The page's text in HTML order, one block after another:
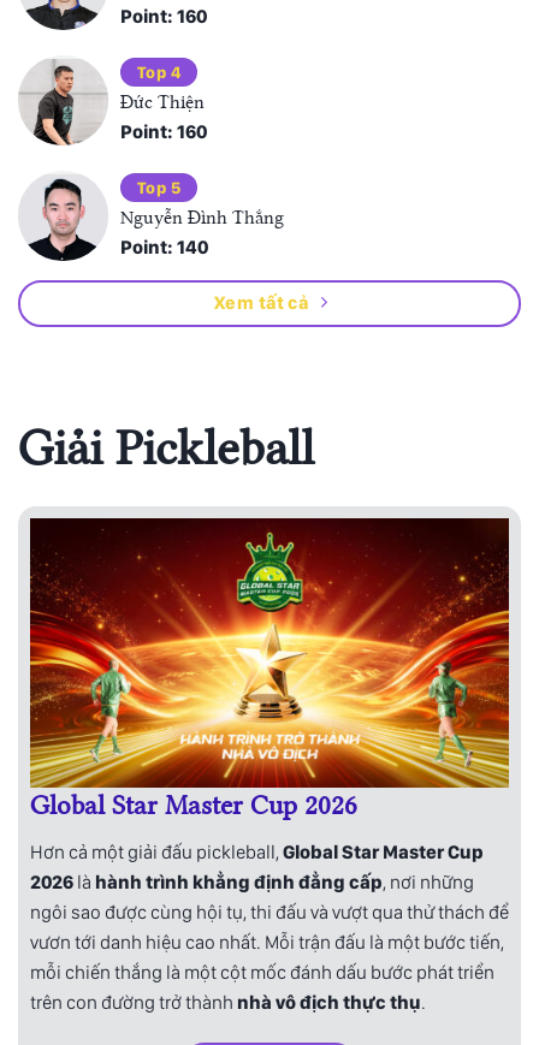
Point: 160
Top 4
Đức Thiện
Point: 160
Top 5
Nguyễn Đình Thắng
Point: 140
Xem tất cả
Giải Pickleball
Global Star Master Cup 2026
Hơn cả một giải đấu pickleball, Global Star Master Cup
2026 là hành trình khẳng định đẳng cấp, nơi những
ngôi sao được cùng hội tụ, thi đấu và vượt qua thử thách để
vươn tới danh hiệu cao nhất. Mỗi trận đấu là một bước tiến,
mỗi chiến thắng là một cột mốc đánh dấu bước phát triển
trên con đường trở thành nhà vô địch thực thụ.